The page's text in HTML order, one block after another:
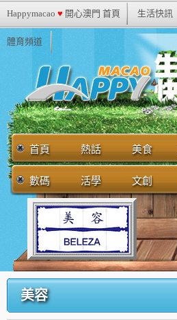
Happymacao ♥ 開心澳門 首頁 生活快訊
體育頻道
首頁 熱話 美食
數碼 活學 文創
美容